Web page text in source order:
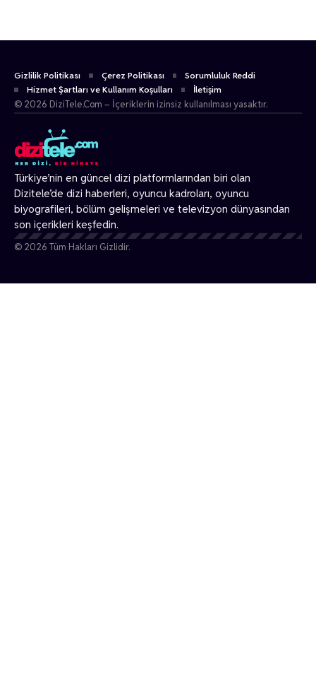
Türkiye’nin en güncel dizi platformlarından biri olan
Dizitele’de dizi haberleri, oyuncu kadroları, oyuncu
biyografileri, bölüm gelişmeleri ve televizyon dünyasından
son içerikleri keşfedin.
© 2026 Tüm Hakları Gizlidir.
Gizlilik Politikası Çerez Politikası
Sorumluluk Reddi
Hizmet Şartları ve Kullanım Koşulları
İletişim
© 2026 DiziTele.Com – İçeriklerin izinsiz kullanılması yasaktır.